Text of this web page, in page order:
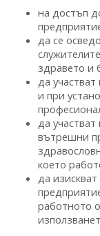
на достъп
да се
здравето и
да
и при
да
вътрешни
което
да
работното